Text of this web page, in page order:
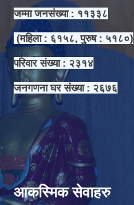
जम्मा जनसंख्या : ११३३८
(महिला : ६१५८, पुरुष : ५१८०)
परिवार संख्या : २३१४
जनगणना घर संख्या : २६७६
आकस्मिक सेवाहरु